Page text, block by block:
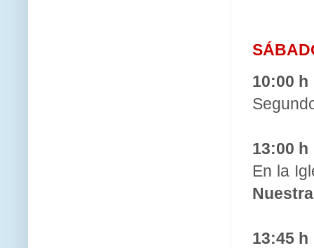
10:00 h
13:00 h
En la
13:45 h